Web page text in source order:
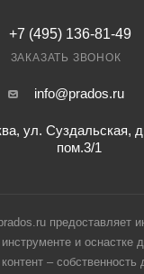
+7 (495) 136-81-49
ЗАКАЗАТЬ ЗВОНОК
info@prados.ru
ул. Суздальская,
пом.3/1
предоставляет
и оснастке
– собственность